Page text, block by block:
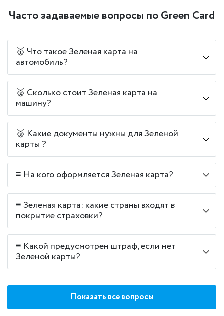
Часто задаваемые вопросы по Green Card
🥇 Что такое Зеленая карта на
автомобиль?
🥈 Сколько стоит Зеленая карта на
машину?
🥉 Какие документы нужны для Зеленой
карты ?
≡ На кого оформляется Зеленая карта?
≡ Зеленая карта: какие страны входят в
покрытие страховки?
≡ Какой предусмотрен штраф, если нет
Зеленой карты?
Показать все вопросы